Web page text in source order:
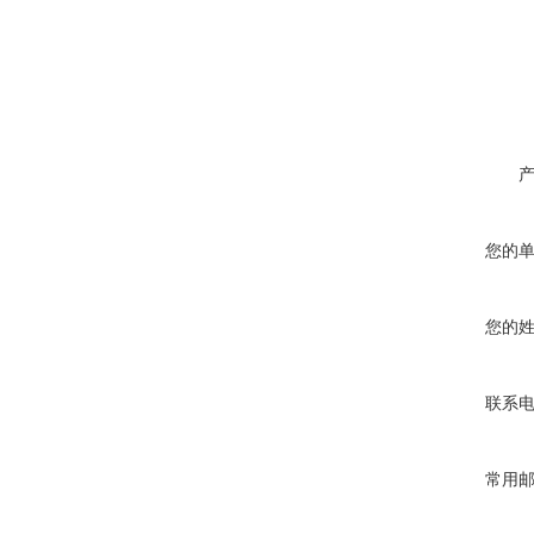
您的
您的
联系
常用